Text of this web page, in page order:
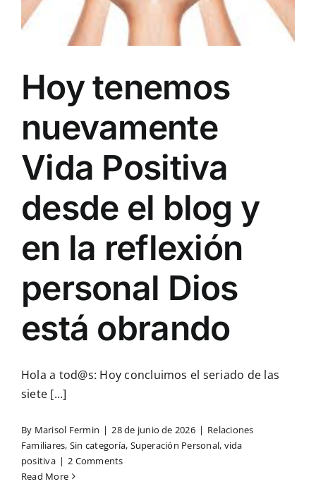
Hoy tenemos
nuevamente
Vida Positiva
desde el blog y
en la reflexión
personal Dios
está obrando
Hola a tod@s: Hoy concluimos el seriado de las
siete [...]
By Marisol Fermin | 28 de junio de 2026 | Relaciones
Familiares, Sin categoría, Superación Personal, vida
positiva | 2 Comments
Read More